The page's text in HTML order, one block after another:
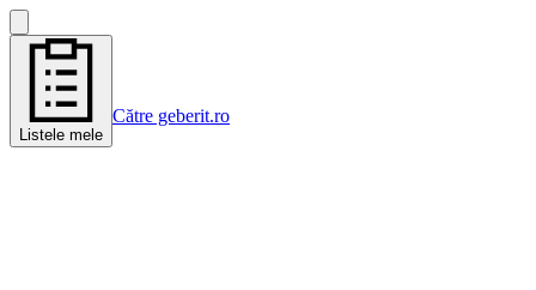
Listele mele
Către geberit.ro